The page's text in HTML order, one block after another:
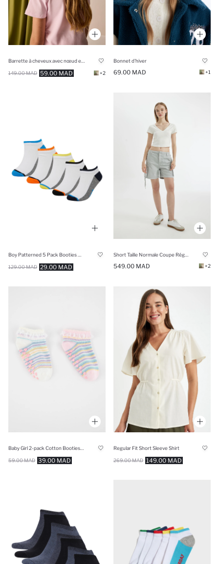
59.00 MAD
149.00 MAD +2
Bonnet d'hiver
69.00 MAD +1
29.00 MAD
129.00 MAD 549.00 MAD +2
Baby Girl 2-pack Cotton Booties Socks
39.00 MAD
59.00 MAD
Regular Fit Short Sleeve Shirt
149.00 MAD
269.00 MAD